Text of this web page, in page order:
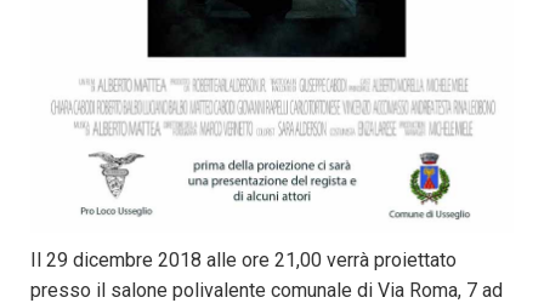
Il 29 dicembre 2018 alle ore 21,00 verrà proiettato
presso il salone polivalente comunale di Via Roma, 7 ad